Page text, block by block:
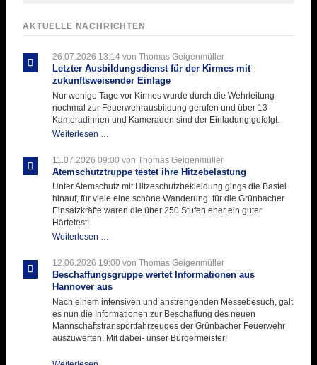
AKTUELLE NACHRICHTEN
26.07.2026 13:14von Thomas Geigenmüller
Letzter Ausbildungsdienst für der Kirmes mit
zukunftsweisender Einlage
Nur wenige Tage vor Kirmes wurde durch die Wehrleitung
nochmal zur Feuerwehrausbildung gerufen und über 13
Kameradinnen und Kameraden sind der Einladung gefolgt.
Weiterlesen …
für
der
Kirmes
mit
zukunftsweisender
11.07.2026 09:00 von Thomas Geigenmüller
Atemschutztruppe testet ihre Hitzebelastung
Unter Atemschutz mit Hitzeschutzbekleidung gings die Bastei
hinauf, für viele eine schöne Wanderung, für die Grünbacher
Einsatzkräfte waren die über 250 Stufen eher ein guter
Härtetest!
Weiterlesen …
ihre
Hitzebelastung
12.06.2026 19:00 von Thomas Geigenmüller
Beschaffungsgruppe wertet Informationen aus
Hannover aus
Nach einem intensiven und anstrengenden Messebesuch, galt
es nun die Informationen zur Beschaffung des neuen
Mannschaftstransportfahrzeuges der Grünbacher Feuerwehr
auszuwerten. Mit dabei- unser Bürgermeister!